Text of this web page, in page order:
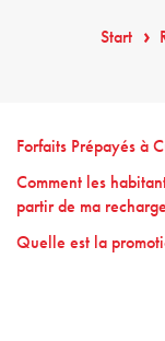
Start
Forfaits Prépayés à
Comment les
partir de ma
Quelle est la